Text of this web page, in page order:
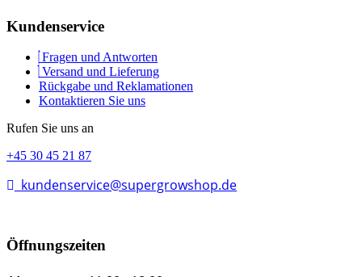
Kundenservice
Fragen und Antworten
Versand und Lieferung
Rückgabe und Reklamationen
Kontaktieren Sie uns
Rufen Sie uns an
+45 30 45 21 87
kundenservice@supergrowshop.de
Öffnungszeiten